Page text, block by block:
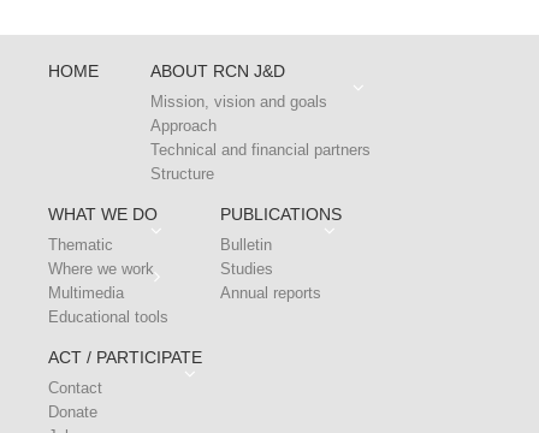
HOME ABOUT RCN J&D
Mission, vision and goals
Approach
Technical and financial partners
Structure
WHAT WE DO
Thematic
Where we work
Multimedia
Educational tools
PUBLICATIONS
Bulletin
Studies
Annual reports
ACT / PARTICIPATE
Contact
Donate